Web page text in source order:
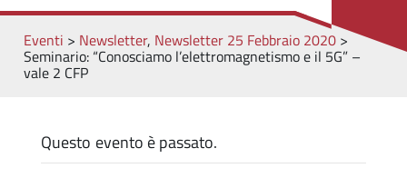
Eventi > Newsletter, Newsletter 25 Febbraio 2020>
Seminario: “Conosciamo l’elettromagnetismo e il 5G” –
vale 2 CFP
Questo evento è passato.